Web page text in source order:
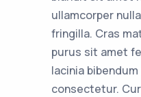
ullamcorper
fringilla. Cras
purus sit amet
lacinia
consectetur.